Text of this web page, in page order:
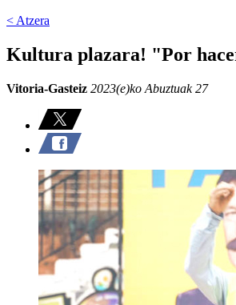
< Atzera
Kultura plazara! "Por
Vitoria-Gasteiz 2023(e)ko Abuztuak 27